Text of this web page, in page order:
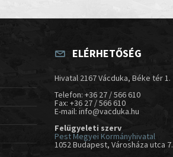
ELÉRHETŐSÉG
Hivatal 2167 Vácduka, Béke tér 1.
Telefon: +36 27 / 566 610
Fax: +36 27 / 566 610
E-mail: info@vacduka.hu
Felügyeleti szerv
Pest Megyei Kormányhivatal
1052 Budapest, Városháza utca 7.